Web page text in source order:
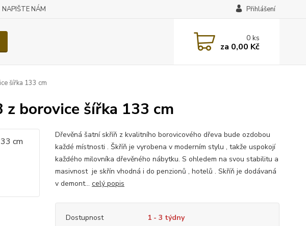
NAPIŠTE NÁM Přihlášení
0ks
za 0,00 Kč
šířka 133 cm
borovice šířka 133 cm
Dřevěná šatní skříň z kvalitního borovicového dřeva bude ozdobou
každé místnosti . Škříň je vyrobena v moderním stylu , takže uspokojí
každého milovníka dřevěného nábytku. S ohledem na svou stabilitu a
masivnost je skřín vhodná i do penzionů , hotelů . Skříň je dodávaná
v demont... celý popis
Dostupnost
1 - 3 týdny